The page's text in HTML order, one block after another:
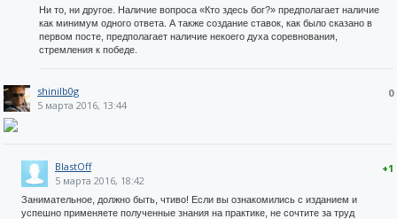
Ни то, ни другое. Наличие вопроса «Кто здесь бог?» предполагает наличие
как минимум одного ответа. А также создание ставок, как было сказано в
первом посте, предполагает наличие некоего духа соревнования,
стремления к победе.
0
shinilb0g
5 марта 2016, 13:44
+1
BlastOff
5 марта 2016, 18:42
Занимательное, должно быть, чтиво! Если вы ознакомились с изданием и
успешно применяете полученные знания на практике, не сочтите за труд